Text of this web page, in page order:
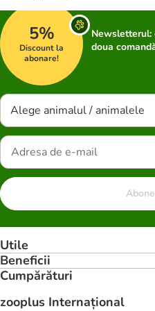
5%
Discount la
abonare!
Newsletterul:
doua
Alege animalul / animalele
Utile
Beneficii
Cumpărături
zooplus Internațional